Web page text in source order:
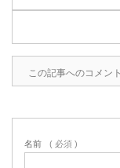
この記事へのコメン
名前 ( 必須 )